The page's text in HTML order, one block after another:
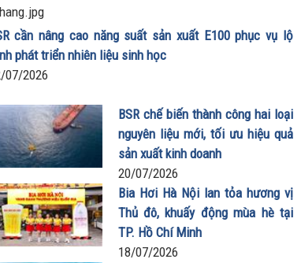
cần nâng cao năng suất sản xuất E100 phục vụ lộ
phát triển nhiên liệu sinh học
07/2026
BSR chế biến thành công hai loại
nguyên liệu mới, tối ưu hiệu quả
sản xuất kinh doanh
20/07/2026
Bia Hơi Hà Nội lan tỏa hương vị
Thủ đô, khuấy động mùa hè tại
TP. Hồ Chí Minh
18/07/2026